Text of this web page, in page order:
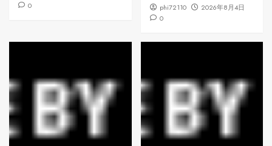
0
phi72110
2026年8月4日
0